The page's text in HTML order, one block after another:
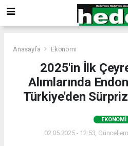
Anasayfa Ekonomi
2025'in İlk
Alımlarında
Türkiye'den
EKONOMI
02.05.2025 - 12:53,